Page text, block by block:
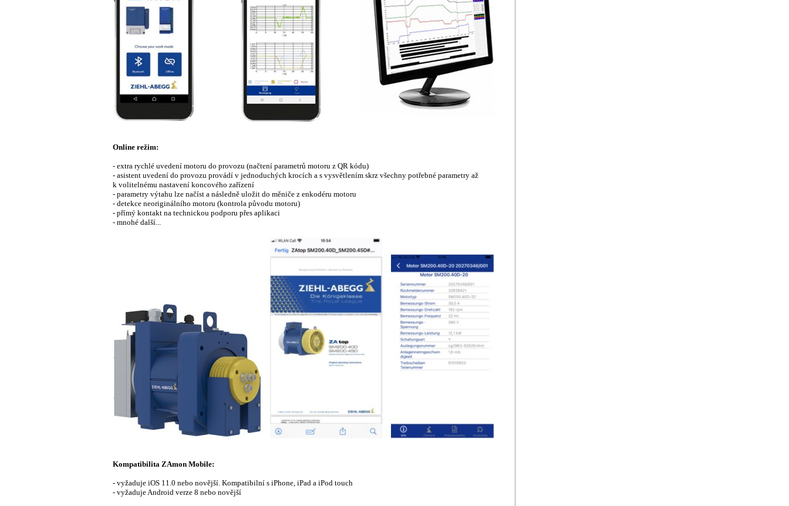
Online režim:
- extra rychlé uvedení motoru do provozu (načtení parametrů motoru z QR kódu)
- asistent uvedení do provozu provádí v jednoduchých krocích a s vysvětlením skrz všechny potřebné parametry až
k volitelnému nastavení koncového zařízení
- parametry výtahu lze načíst a následně uložit do měniče z enkodéru motoru
- detekce neoriginálního motoru (kontrola původu motoru)
- přímý kontakt na technickou podporu přes aplikaci
- mnohé další...
Kompatibilita ZAmon Mobile:
- vyžaduje iOS 11.0 nebo novější. Kompatibilní s iPhone, iPad a iPod touch
- vyžaduje Android verze 8 nebo novější